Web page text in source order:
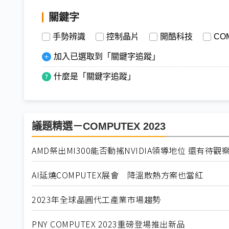
關鍵字
手勢辨識 控制晶片 開酷科技
加入已選取到「關鍵字追蹤」
什麼是「關鍵字追蹤」
議題精選－COMPUTEX 2023
AMD祭出MI300能否動搖NVIDIA領導地位 還有待觀察
AI延燒COMPUTEX展會 降溫散熱方案也當紅
2023年全球晶圓代工產業市場趨勢
PNY COMPUTEX 2023重磅登場推出新品